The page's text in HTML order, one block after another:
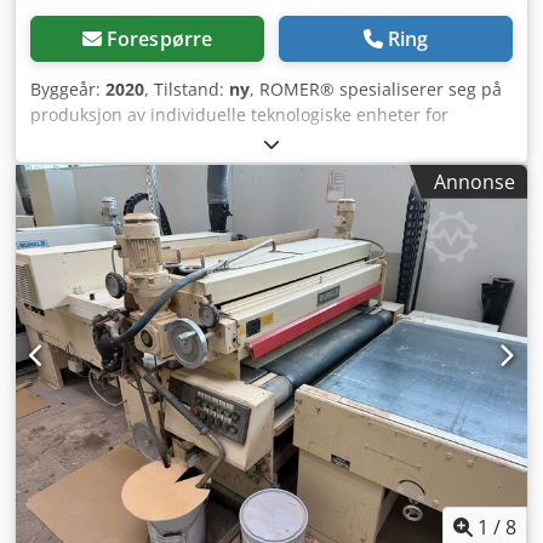
Forespørre Ring
Byggeår: 2020, Tilstand: ny, ROMER® spesialiserer seg på
produksjon av individuelle teknologiske enheter for
pulverlakkeringsanlegg samt komplette, helautomatiske
nøkkelferdige lakkeringssystemer. ROMER® tilbyr
varmeløsninger for luftfarts- og bilindustrien til noen av
verdens største selskaper. Vi tilbyr garanti- og
ettergarantiservice for utstyret vi selger, inkludert et
komplett utvalg reservedeler. Et slepenett som påføres en
dårlig forberedt overflate, løsner etter kort tid eller ruster.
Nøkkelen til den beste belegningen er god avfetting –
grunnlaget for enhver lakkering. Et belegg på dårlig
avfettede komponenter faller av etter svært kort tid. Etter
avfetting følger neste trinn, hvilket er å bryte den ytre
belegget på detaljen, noe som forbedrer lakkheft, for
eksempel ved platebøying, og beskyttelse, for eksempel
med et fosfatlag som forlenger korrosjonsbestandigheten.
Det finnes mange løsninger som adresserer de nevnte
utfordringene. Hva er det viktigste i et
Annonse
1 /8